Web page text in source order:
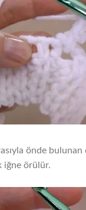
önde bulunan
iğne örülür.